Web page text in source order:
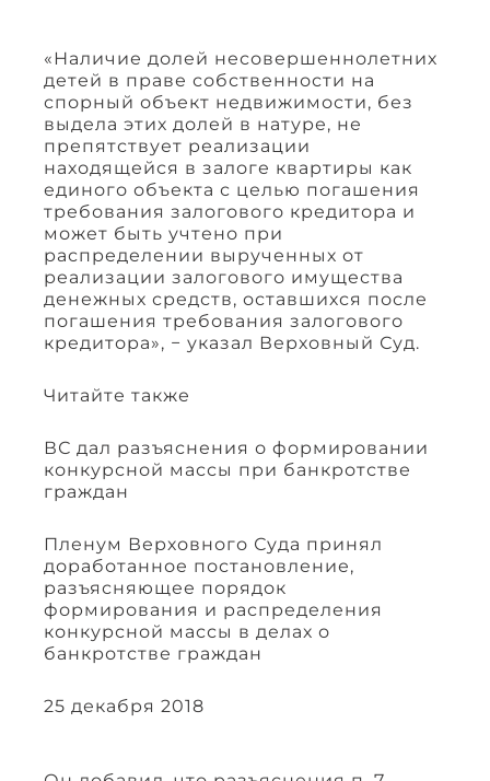
«Наличие долей несовершеннолетних
детей в праве собственности на
спорный объект недвижимости, без
выдела этих долей в натуре, не
препятствует реализации
находящейся в залоге квартиры как
единого объекта с целью погашения
требования залогового кредитора и
может быть учтено при
распределении вырученных от
реализации залогового имущества
денежных средств, оставшихся после
погашения требования залогового
кредитора», − указал Верховный Суд.
Читайте также
ВС дал разъяснения о формировании
конкурсной массы при банкротстве
граждан
Пленум Верховного Суда принял
доработанное постановление,
разъясняющее порядок
формирования и распределения
конкурсной массы в делах о
банкротстве граждан
25 декабря 2018